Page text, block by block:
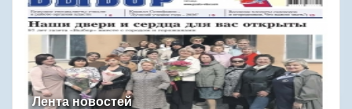
Лента новостей